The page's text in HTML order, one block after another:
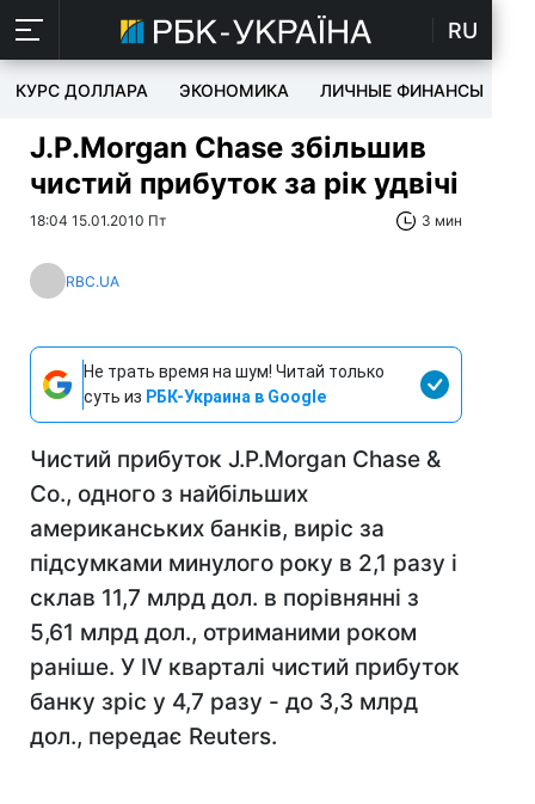
RU
КУРС ДОЛЛАРА ЭКОНОМИКА ЛИЧНЫЕ ФИНАНСЫ
J.P.Morgan Chase збільшив
чистий прибуток за рік удвічі
18:04 15.01.2010 Пт 3 мин
RBC.UA
Не трать время на шум! Читай только
суть из РБК-Украина в Google
Чистий прибуток J.P.Morgan Chase &
Co., одного з найбільших
американських банків, виріс за
підсумками минулого року в 2,1 разу і
склав 11,7 млрд дол. в порівнянні з
5,61 млрд дол., отриманими роком
раніше. У IV кварталі чистий прибуток
банку зріс у 4,7 разу - до 3,3 млрд
дол., передає Reuters.